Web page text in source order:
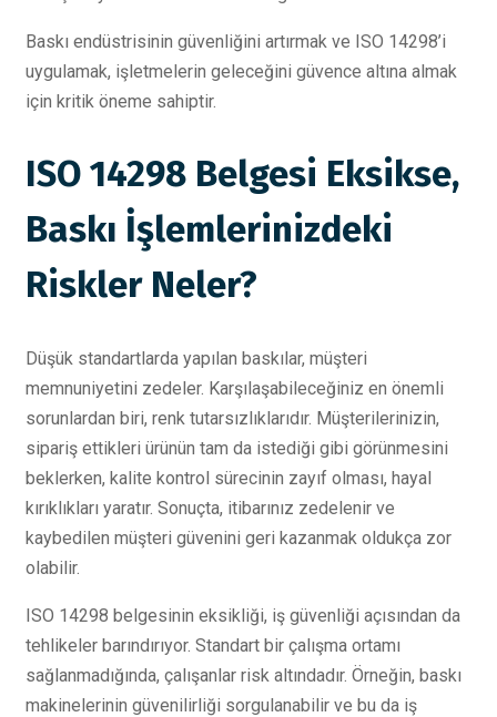
Baskı endüstrisinin güvenliğini artırmak ve ISO 14298’i
uygulamak, işletmelerin geleceğini güvence altına almak
için kritik öneme sahiptir.
ISO 14298 Belgesi Eksikse,
Baskı İşlemlerinizdeki
Riskler Neler?
Düşük standartlarda yapılan baskılar, müşteri
memnuniyetini zedeler. Karşılaşabileceğiniz en önemli
sorunlardan biri, renk tutarsızlıklarıdır. Müşterilerinizin,
sipariş ettikleri ürünün tam da istediği gibi görünmesini
beklerken, kalite kontrol sürecinin zayıf olması, hayal
kırıklıkları yaratır. Sonuçta, itibarınız zedelenir ve
kaybedilen müşteri güvenini geri kazanmak oldukça zor
olabilir.
ISO 14298 belgesinin eksikliği, iş güvenliği açısından da
tehlikeler barındırıyor. Standart bir çalışma ortamı
sağlanmadığında, çalışanlar risk altındadır. Örneğin, baskı
makinelerinin güvenilirliği sorgulanabilir ve bu da iş